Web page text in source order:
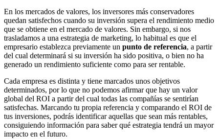
En los mercados de valores, los inversores más conservadores
quedan satisfechos cuando su inversión supera el rendimiento medio
que se obtiene en el mercado de valores. Sin embargo, si nos
trasladamos a una estrategia de marketing, lo habitual es que el
empresario establezca previamente un punto de referencia, a partir
del cual determinará si su inversión ha sido positiva, o bien no ha
generado un rendimiento suficiente como para ser rentable.
Cada empresa es distinta y tiene marcados unos objetivos
determinados, por lo que no podemos afirmar que hay un valor
global del ROI a partir del cual todas las compañías se sentirían
satisfechas. Marcando tu propia referencia y comparando el ROI de
tus inversiones, podrás identificar aquellas que sean más rentables,
consiguiendo información para saber qué estrategia tendrá un mayor
impacto en el futuro.